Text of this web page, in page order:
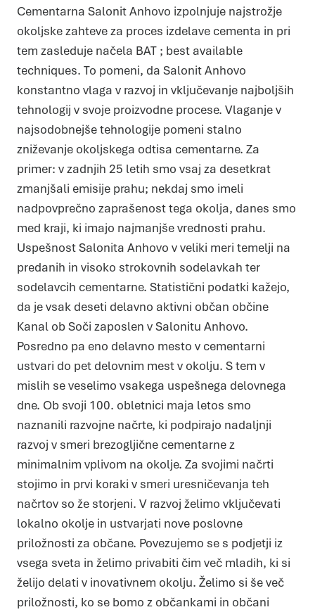
Cementarna Salonit Anhovo izpolnjuje najstrožje
okoljske zahteve za proces izdelave cementa in pri
tem zasleduje načela BAT ; best available
techniques. To pomeni, da Salonit Anhovo
konstantno vlaga v razvoj in vključevanje najboljših
tehnologij v svoje proizvodne procese. Vlaganje v
najsodobnejše tehnologije pomeni stalno
zniževanje okoljskega odtisa cementarne. Za
primer: v zadnjih 25 letih smo vsaj za desetkrat
zmanjšali emisije prahu; nekdaj smo imeli
nadpovprečno zaprašenost tega okolja, danes smo
med kraji, ki imajo najmanjše vrednosti prahu.
Uspešnost Salonita Anhovo v veliki meri temelji na
predanih in visoko strokovnih sodelavkah ter
sodelavcih cementarne. Statistični podatki kažejo,
da je vsak deseti delavno aktivni občan občine
Kanal ob Soči zaposlen v Salonitu Anhovo.
Posredno pa eno delavno mesto v cementarni
ustvari do pet delovnim mest v okolju. S tem v
mislih se veselimo vsakega uspešnega delovnega
dne. Ob svoji 100. obletnici maja letos smo
naznanili razvojne načrte, ki podpirajo nadaljnji
razvoj v smeri brezogljične cementarne z
minimalnim vplivom na okolje. Za svojimi načrti
stojimo in prvi koraki v smeri uresničevanja teh
načrtov so že storjeni. V razvoj želimo vključevati
lokalno okolje in ustvarjati nove poslovne
priložnosti za občane. Povezujemo se s podjetji iz
vsega sveta in želimo privabiti čim več mladih, ki si
želijo delati v inovativnem okolju. Želimo si še več
priložnosti, ko se bomo z občankami in občani
Piškotke uporabljamo za prilagoditev vsebin in oglasov, za
prometa. Poleg tega delimo informacije o vaši uporabi našega
mesta z našimi partnerji s področja družbenih medijev,
oglaševanja in analitike, ki jih morda kombinirajo z drugimi
informacijami, ki ste jim jih posredovali ali pa so jih zbrali skozi
Več o piškotkih
Zahtevani
Zahtevani piškotki naredijo spletno stran uporabno, saj
dostop do varnih območij spletne strani. Spletna stran
brez teh piškotkov ne deluje pravilno.
Statistika
razumeti, kako obiskovalci uporabljajo spletno stran
tako, da anonimno zbirajo in javljajo informacije.
Marketing
Piškotki za trženje se uporabljajo za sledenje
uporabnikom prek spletnih strani. Namen je prikazovanje
oglasov, ki so primerni in zanimivi za posameznega
tujih strani.